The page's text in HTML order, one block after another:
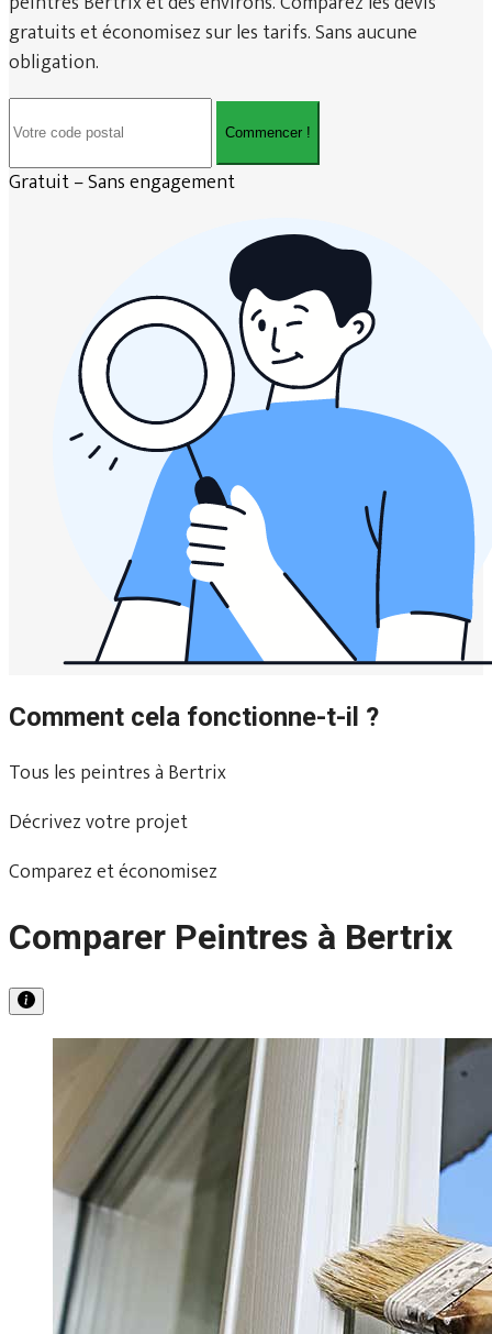
gratuits et économisez sur les tarifs. Sans aucune
obligation.
Commencer !
Gratuit – Sans engagement
Comment cela fonctionne-t-il ?
Tous les peintres à Bertrix
Décrivez votre projet
Comparez et économisez
Comparer Peintres à Bertrix